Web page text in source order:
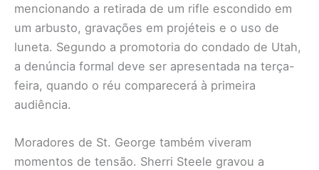
mencionando a retirada de um rifle escondido em
um arbusto, gravações em projéteis e o uso de
luneta. Segundo a promotoria do condado de Utah,
a denúncia formal deve ser apresentada na terça-
feira, quando o réu comparecerá à primeira
audiência.
Moradores de St. George também viveram
momentos de tensão. Sherri Steele gravou a